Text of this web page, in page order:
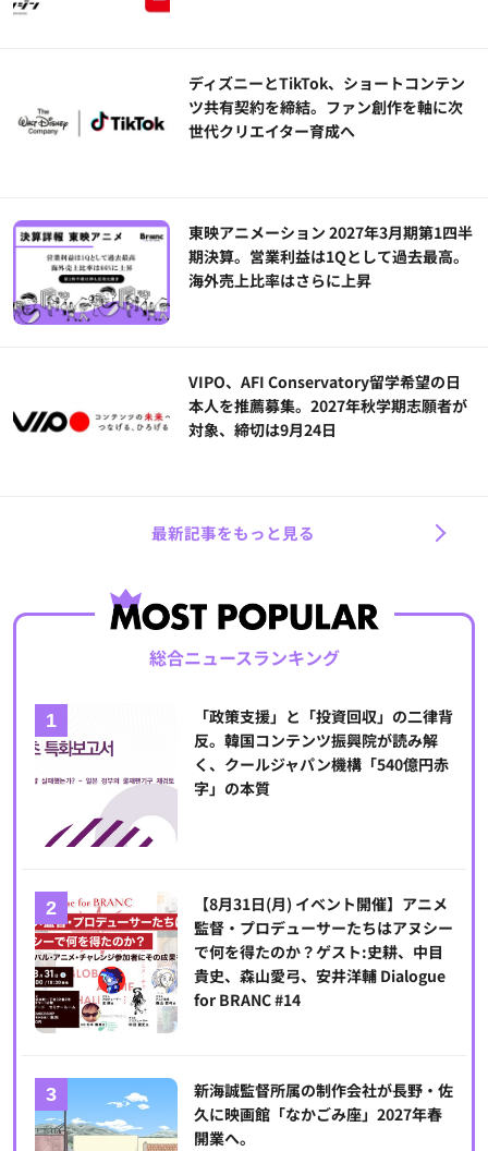
ディズニーとTikTok、ショートコンテン
ツ共有契約を締結。ファン創作を軸に次
世代クリエイター育成へ
東映アニメーション 2027年3月期第1四半
期決算。営業利益は1Qとして過去最高。
海外売上比率はさらに上昇
VIPO、AFI Conservatory留学希望の日
本人を推薦募集。2027年秋学期志願者が
対象、締切は9月24日
最新記事をもっと見る
総合ニュースランキング
「政策支援」と「投資回収」の二律背
反。韓国コンテンツ振興院が読み解
く、クールジャパン機構「540億円赤
字」の本質
【8月31日(月) イベント開催】アニメ
監督・プロデューサーたちはアヌシー
で何を得たのか？ゲスト:史耕、中目
貴史、森山愛弓、安井洋輔 Dialogue
for BRANC #14
新海誠監督所属の制作会社が長野・佐
久に映画館「なかごみ座」2027年春
開業へ。